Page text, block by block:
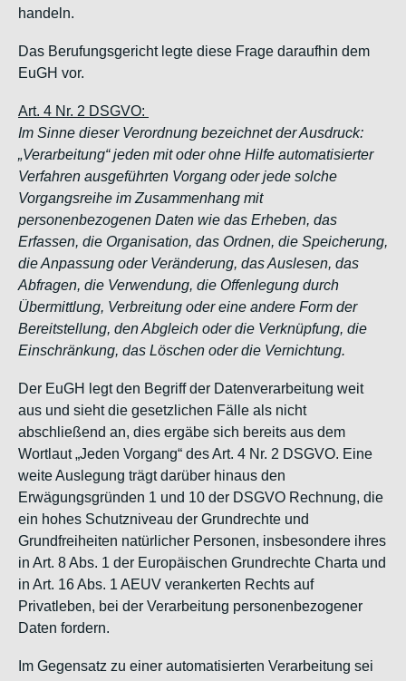
handeln.
Das Berufungsgericht legte diese Frage daraufhin dem
EuGH vor.
Art. 4 Nr. 2 DSGVO:
Im Sinne dieser Verordnung bezeichnet der Ausdruck:
„Verarbeitung“ jeden mit oder ohne Hilfe automatisierter
Verfahren ausgeführten Vorgang oder jede solche
Vorgangsreihe im Zusammenhang mit
personenbezogenen Daten wie das Erheben, das
Erfassen, die Organisation, das Ordnen, die Speicherung,
die Anpassung oder Veränderung, das Auslesen, das
Abfragen, die Verwendung, die Offenlegung durch
Übermittlung, Verbreitung oder eine andere Form der
Bereitstellung, den Abgleich oder die Verknüpfung, die
Einschränkung, das Löschen oder die Vernichtung.
Der EuGH legt den Begriff der Datenverarbeitung weit
aus und sieht die gesetzlichen Fälle als nicht
abschließend an, dies ergäbe sich bereits aus dem
Wortlaut „Jeden Vorgang“ des Art. 4 Nr. 2 DSGVO. Eine
weite Auslegung trägt darüber hinaus den
Erwägungsgründen 1 und 10 der DSGVO Rechnung, die
ein hohes Schutzniveau der Grundrechte und
Grundfreiheiten natürlicher Personen, insbesondere ihres
in Art. 8 Abs. 1 der Europäischen Grundrechte Charta und
in Art. 16 Abs. 1 AEUV verankerten Rechts auf
Privatleben, bei der Verarbeitung personenbezogener
Daten fordern.
Im Gegensatz zu einer automatisierten Verarbeitung sei